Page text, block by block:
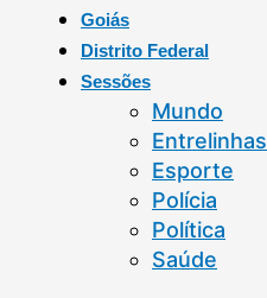
Goiás
Distrito Federal
Sessões
Mundo
Entrelinhas
Esporte
Polícia
Política
Saúde